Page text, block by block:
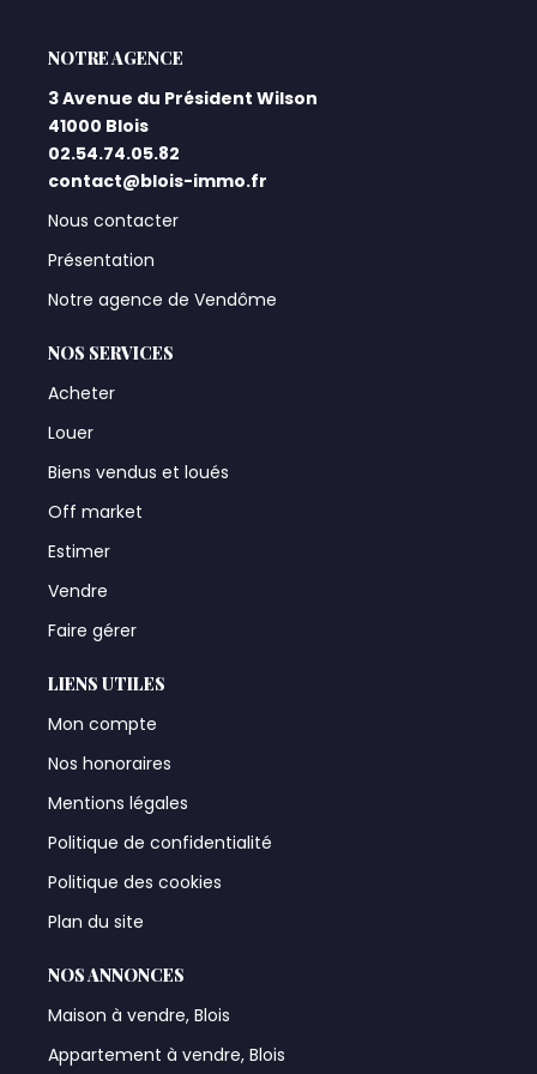
L'AGENCE
3 Avenue du Président Wilson
41000 Blois
02.54.74.05.82
contact@blois-immo.fr
Nous contacter
Présentation
Notre agence de Vendôme
NOS SERVICES
Acheter
Louer
Biens vendus et loués
Off market
Estimer
Vendre
Faire gérer
LIENS UTILES
Mon compte
Nos honoraires
Mentions légales
Politique de confidentialité
Politique des cookies
Plan du site
NOS ANNONCES
Maison à vendre, Blois
Appartement à vendre, Blois